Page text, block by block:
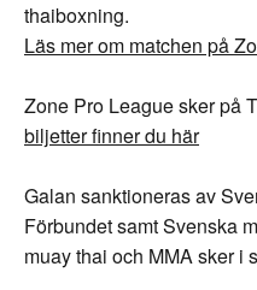
thaiboxning.
Läs mer om matchen på
Zone Pro League sker på
biljetter finner du här
Galan sanktioneras av
FörbundetsamtSvenska
muay thai och MMA sker i